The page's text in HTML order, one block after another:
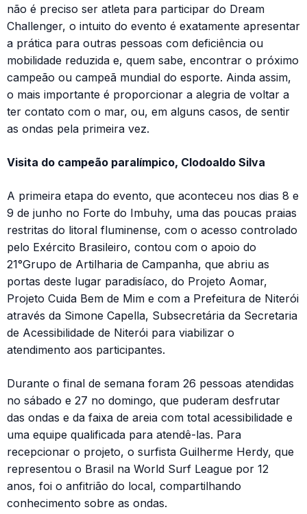
não é preciso ser atleta para participar do Dream
Challenger, o intuito do evento é exatamente apresentar
a prática para outras pessoas com deficiência ou
mobilidade reduzida e, quem sabe, encontrar o próximo
campeão ou campeã mundial do esporte. Ainda assim,
o mais importante é proporcionar a alegria de voltar a
ter contato com o mar, ou, em alguns casos, de sentir
as ondas pela primeira vez.
Visita do campeão paralímpico, Clodoaldo Silva
A primeira etapa do evento, que aconteceu nos dias 8 e
9 de junho no Forte do Imbuhy, uma das poucas praias
restritas do litoral fluminense, com o acesso controlado
pelo Exército Brasileiro, contou com o apoio do
21°Grupo de Artilharia de Campanha, que abriu as
portas deste lugar paradisíaco, do Projeto Aomar,
Projeto Cuida Bem de Mim e com a Prefeitura de Niterói
através da Simone Capella, Subsecretária da Secretaria
de Acessibilidade de Niterói para viabilizar o
atendimento aos participantes.
Durante o final de semana foram 26 pessoas atendidas
no sábado e 27 no domingo, que puderam desfrutar
das ondas e da faixa de areia com total acessibilidade e
uma equipe qualificada para atendê-las. Para
recepcionar o projeto, o surfista Guilherme Herdy, que
representou o Brasil na World Surf League por 12
anos, foi o anfitrião do local, compartilhando
conhecimento sobre as ondas.